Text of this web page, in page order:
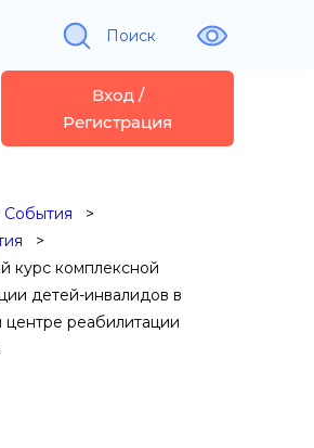
Поиск
Вход /
Регистрация
События
курс комплексной
детей-инвалидов в
реабилитации